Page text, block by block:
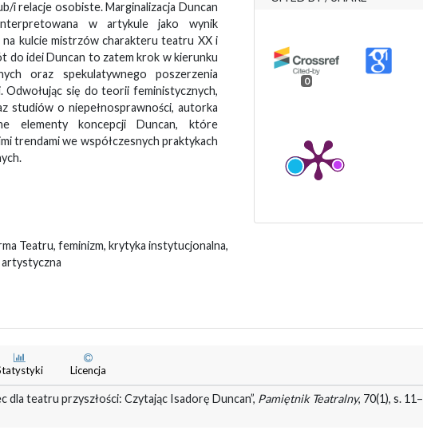
i relacje osobiste. Marginalizacja Duncan
w artykule jako wynik
kulcie mistrzów charakteru teatru XX i
do idei Duncan to zatem krok w kierunku
oraz spekulatywnego poszerzenia
Odwołując się do teorii feministycznych,
studiów o niepełnosprawności, autorka
elementy koncepcji Duncan, które
trendami we współczesnych praktykach
Teatru, feminizm, krytyka instytucjonalna,
artystyczna
0
Licencja
dla teatru przyszłości: Czytając Isadorę Duncan”, Pamiętnik Teatralny, 70(1), s. 11–